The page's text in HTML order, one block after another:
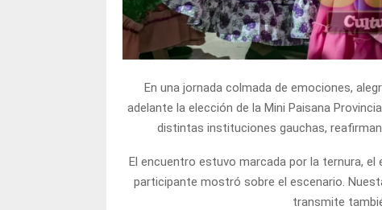
En una jornada colmada de emociones,
adelante la elección de la Mini Paisana
distintas instituciones gauchas,
El encuentro estuvo marcada por la ternura,
participante mostró sobre el escenario.
transmite